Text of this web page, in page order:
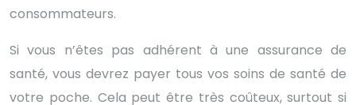
consommateurs.
Si vous n’êtes pas adhérent à une assurance de
santé, vous devrez payer tous vos soins de santé de
votre poche. Cela peut être très coûteux, surtout si